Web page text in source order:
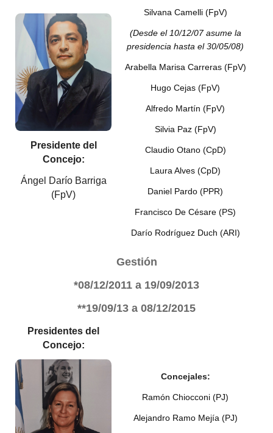
Presidente del
Concejo:
Ángel Darío Barriga
(FpV)
Silvana Camelli (FpV)
(Desde el 10/12/07 asume la
presidencia hasta el 30/05/08)
Arabella Marisa Carreras (FpV)
Hugo Cejas (FpV)
Alfredo Martín (FpV)
Silvia Paz (FpV)
Claudio Otano (CpD)
Laura Alves (CpD)
Daniel Pardo (PPR)
Francisco De Césare (PS)
Darío Rodríguez Duch (ARI)
Gestión
*08/12/2011 a 19/09/2013
**19/09/13 a 08/12/2015
Presidentes del
Concejo:
Concejales:
Ramón Chiocconi (PJ)
Alejandro Ramo Mejía (PJ)